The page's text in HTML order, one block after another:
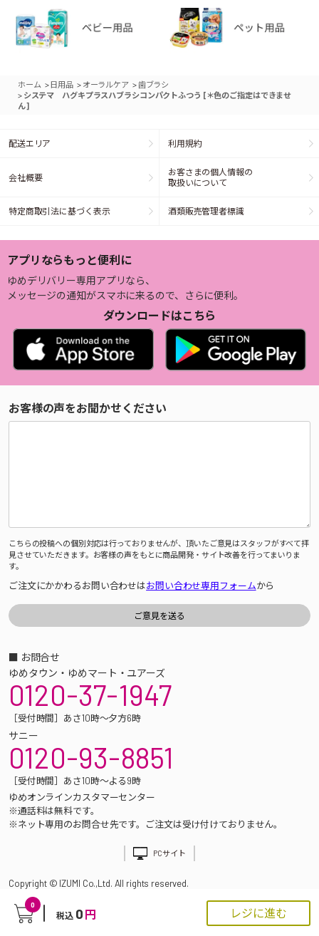
0
税込 0 円 レジに進む
ホーム > 日用品 > オーラルケア >歯ブラシ
> システマ ハグキプラスハブラシコンパクトふつう [＊色のご指定はできませ
ん]
配送エリア 利用規約
会社概要
お客さまの個人情報の
取扱いについて
特定商取引法に基づく表示 酒類販売管理者標識
アプリならもっと便利に
ゆめデリバリー専用アプリなら、
メッセージの通知がスマホに来るので、さらに便利。
ダウンロードはこちら
お客様の声をお聞かせください
こちらの投稿への個別対応は行っておりませんが、頂いたご意見はスタッフがすべて拝
見させていただきます。お客様の声をもとに商品開発・サイト改善を行ってまいりま
す。
ご注文にかかわるお問い合わせはお問い合わせ専用フォームから
■ お問合せ
ゆめタウン・ゆめマート・ユアーズ
0120-37-1947
［受付時間］あさ10時～夕方6時
サニー
0120-93-8851
［受付時間］あさ10時～よる9時
ゆめオンラインカスタマーセンター
※通話料は無料です。
※ネット専用のお問合せ先です。ご注文は受け付けておりません。
PCサイト
Copyright © IZUMI Co.,Ltd. All rights reserved.